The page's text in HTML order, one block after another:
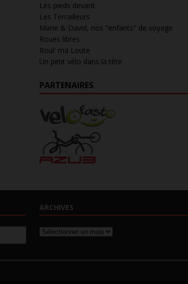
Les pieds devant
Les Terrailleurs
Marie & David, nos "enfants" de voyage
Roues libres
Roul' ma Loute
Un petit vélo dans la tête
PARTENAIRES
ARCHIVES